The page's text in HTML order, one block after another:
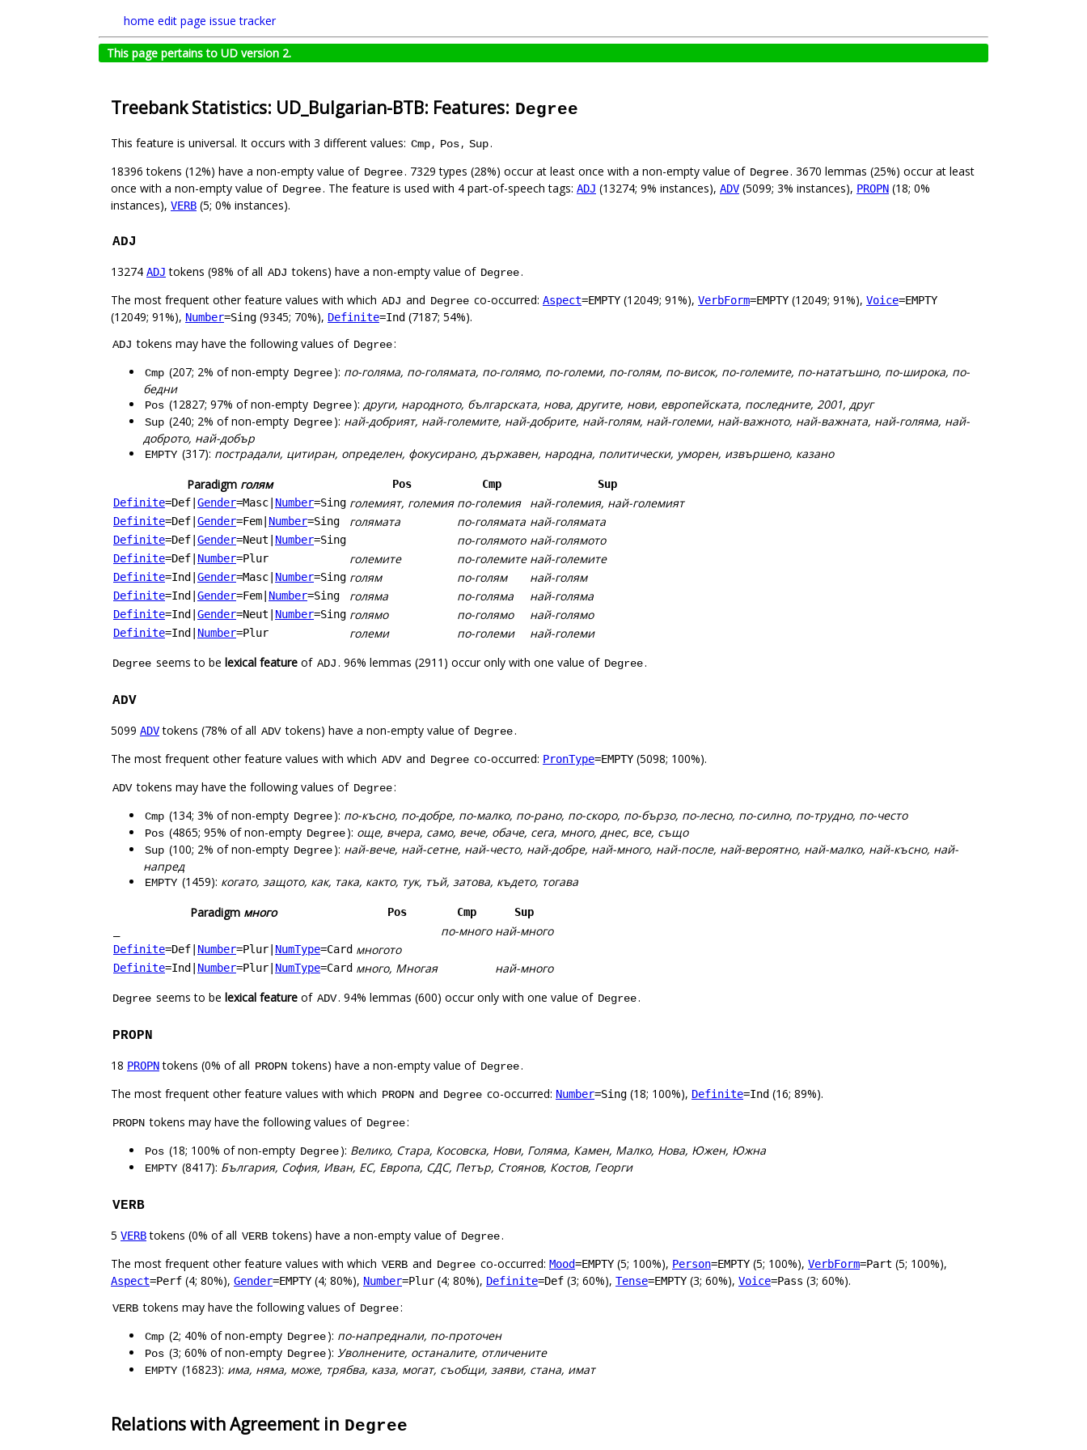
home edit page issue tracker
This page pertains to UD version 2.
Treebank Statistics: UD_Bulgarian-BTB: Features: Degree
This feature is universal. It occurs with 3 different values: Cmp, Pos, Sup.
18396 tokens (12%) have a non-empty value of Degree. 7329 types (28%) occur at least once with a non-empty value of Degree. 3670 lemmas (25%) occur at least
once with a non-empty value of Degree. The feature is used with 4 part-of-speech tags: ADJ (13274; 9% instances), ADV (5099; 3% instances), PROPN (18; 0%
instances), VERB (5; 0% instances).
ADJ
13274 ADJ tokens (98% of all ADJ tokens) have a non-empty value of Degree.
The most frequent other feature values with which ADJ and Degree co-occurred: Aspect=EMPTY (12049; 91%), VerbForm=EMPTY (12049; 91%), Voice=EMPTY
(12049; 91%), Number=Sing (9345; 70%), Definite=Ind (7187; 54%).
ADJ tokens may have the following values of Degree:
Cmp (207; 2% of non-empty Degree): по-голяма, по-голямата, по-голямо, по-големи, по-голям, по-висок, по-големите, по-нататъшно, по-широка, по-
бедни
Pos (12827; 97% of non-empty Degree): други, народното, българската, нова, другите, нови, европейската, последните, 2001, друг
Sup (240; 2% of non-empty Degree): най-добрият, най-големите, най-добрите, най-голям, най-големи, най-важното, най-важната, най-голяма, най-
доброто, най-добър
EMPTY (317): пострадали, цитиран, определен, фокусирано, държавен, народна, политически, уморен, извършено, казано
Paradigm голям Pos Cmp
Sup
Definite=Def Gender=Masc Number=Sing големият, големия по-големия най-големия, най-големият
Definite=Def Gender=Fem Number=Sing голямата по-голямата най-голямата
Definite=Def Gender=Neut Number=Sing по-голямото най-голямото
Definite=Def Number=Plur големите по-големите най-големите
Definite=Ind Gender=Masc Number=Sing голям по-голям най-голям
Definite=Ind Gender=Fem Number=Sing голяма по-голяма най-голяма
Definite=Ind Gender=Neut Number=Sing голямо по-голямо най-голямо
Definite=Ind Number=Plur големи по-големи най-големи
Degree seems to be lexical feature of ADJ. 96% lemmas (2911) occur only with one value of Degree.
ADV
5099 ADVtokens (78% of all ADV tokens) have a non-empty value of Degree.
The most frequent other feature values with which ADV and Degree co-occurred: PronType=EMPTY (5098; 100%).
ADV tokens may have the following values of Degree:
Cmp (134; 3% of non-empty Degree): по-късно, по-добре, по-малко, по-рано, по-скоро, по-бързо, по-лесно, по-силно, по-трудно, по-често
Pos (4865; 95% of non-empty Degree): още, вчера, само, вече, обаче, сега, много, днес, все, също
Sup (100; 2% of non-empty Degree): най-вече, най-сетне, най-често, най-добре, най-много, най-после, най-вероятно, най-малко, най-късно, най-
напред
EMPTY (1459): когато, защото, как, така, както, тук, тъй, затова, където, тогава
Paradigm много Pos Cmp
Sup
по-много най-много
Definite=Def Number=Plur NumType=Card многото
Definite=Ind Number=Plur NumType=Card много, Многая най-много
Degree seems to be lexical feature of ADV. 94% lemmas (600) occur only with one value of Degree.
PROPN
18 PROPNtokens (0% of all PROPN tokens) have a non-empty value of Degree.
The most frequent other feature values with which PROPN and Degree co-occurred: Number=Sing (18; 100%), Definite=Ind (16; 89%).
PROPN tokens may have the following values of Degree:
Pos (18; 100% of non-empty Degree): Велико, Стара, Косовска, Нови, Голяма, Камен, Малко, Нова, Южен, Южна
EMPTY (8417): България, София, Иван, ЕС, Европа, СДС, Петър, Стоянов, Костов, Георги
VERB
5 VERBtokens (0% of all VERB tokens) have a non-empty value of Degree.
The most frequent other feature values with which VERB and Degree co-occurred: Mood=EMPTY (5; 100%), Person=EMPTY (5; 100%), VerbForm=Part (5; 100%),
Aspect=Perf (4; 80%), Gender=EMPTY (4; 80%), Number=Plur (4; 80%), Definite=Def (3; 60%), Tense=EMPTY (3; 60%), Voice=Pass (3; 60%).
VERB tokens may have the following values of Degree:
Cmp (2; 40% of non-empty Degree): по-напреднали, по-проточен
Pos (3; 60% of non-empty Degree): Уволнените, останалите, отличените
EMPTY (16823): има, няма, може, трябва, каза, могат, съобщи, заяви, стана, имат
Relations with Agreement in Degree